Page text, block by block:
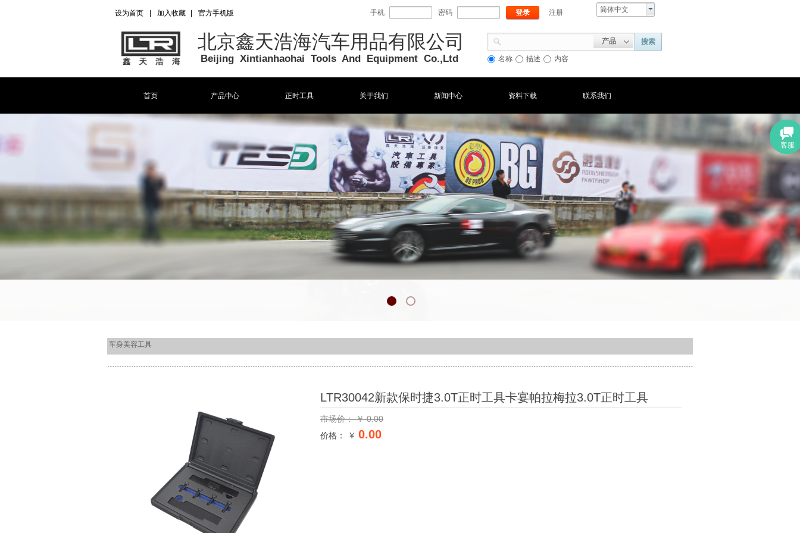
北京鑫天浩海汽车用品有限公司
Beijing Xintianhaohai Tools And Equipment Co.,Ltd
手机 密码 登录 注册
官方手机版
产品 搜索
名称 描述 内容
简体中文
设为首页 加入收藏
首页 产品中心 正时工具 关于我们 新闻中心 资料下载 联系我们
车身美容工具
LTR30042新款保时捷3.0T正时工具卡宴帕拉梅拉3.0T正时工具
市场价：￥0.00
价格： ￥ 0.00
客服